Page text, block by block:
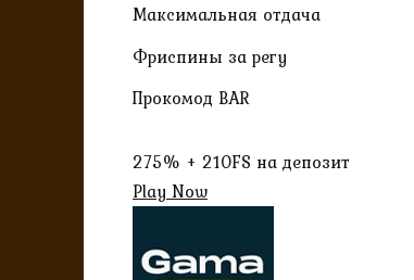
Максимальная отдача
Фриспины за регу
Прокомод BAR
275% + 210FS на депозит
Play Now